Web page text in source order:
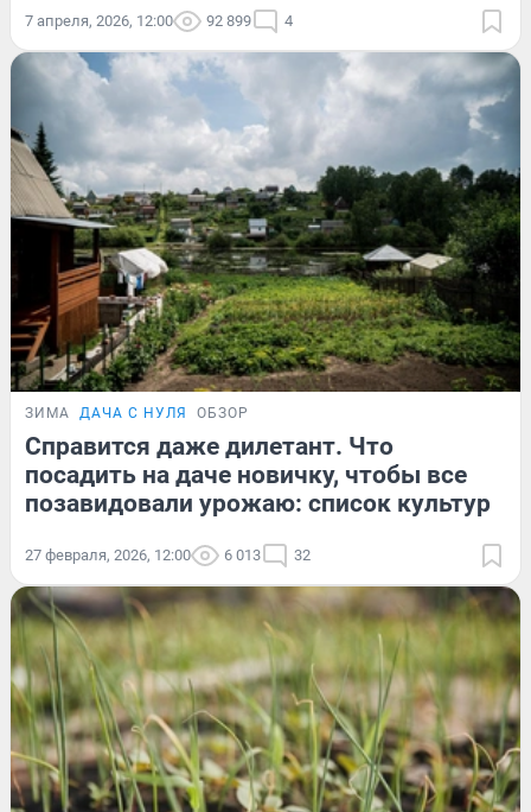
7 апреля, 2026, 12:00 92 899 4
ЗИМА ДАЧА С НУЛЯ ОБЗОР
Справится даже дилетант. Что
посадить на даче новичку, чтобы все
позавидовали урожаю: список культур
27 февраля, 2026, 12:00 6 013 32